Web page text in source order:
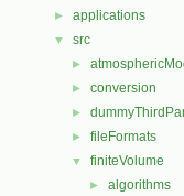
► applications
▼ src
►
► conversion
►
► fileFormats
▼ finiteVolume
► algorithms